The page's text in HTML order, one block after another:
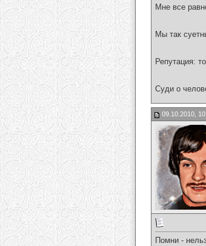
Мне все
Мы так
Репутация:
Суди о
09.10.2010,
Помни -